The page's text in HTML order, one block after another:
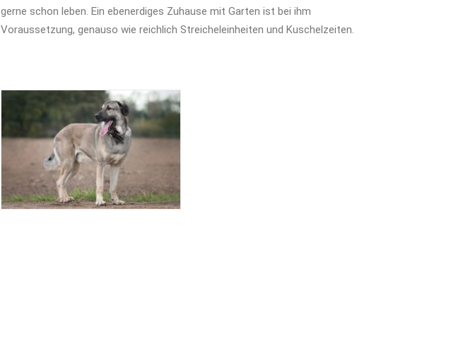
gerne schon leben. Ein ebenerdiges Zuhause mit Garten ist bei ihm
Voraussetzung, genauso wie reichlich Streicheleinheiten und Kuschelzeiten.